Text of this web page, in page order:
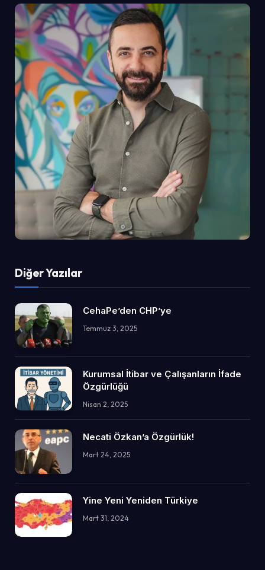
Diğer Yazılar
CehaPe’den CHP’ye
Temmuz 3, 2025
Kurumsal İtibar ve Çalışanların İfade
Özgürlüğü
Nisan 2, 2025
Necati Özkan’a Özgürlük!
Mart 24, 2025
Yine Yeni Yeniden Türkiye
Mart 31, 2024